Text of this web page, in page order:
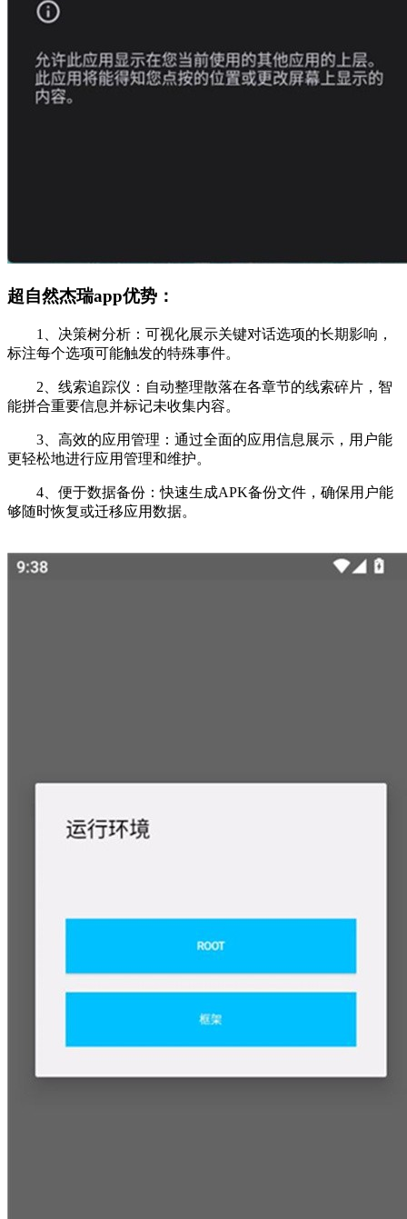
超自然杰瑞app优势：
1、决策树分析：可视化展示关键对话选项的长期影响，
标注每个选项可能触发的特殊事件。
2、线索追踪仪：自动整理散落在各章节的线索碎片，智
能拼合重要信息并标记未收集内容。
3、高效的应用管理：通过全面的应用信息展示，用户能
更轻松地进行应用管理和维护。
4、便于数据备份：快速生成APK备份文件，确保用户能
够随时恢复或迁移应用数据。